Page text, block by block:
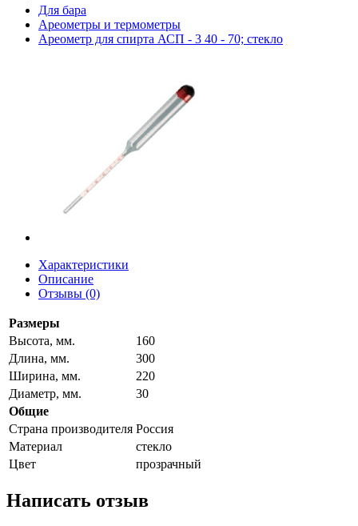
Для бара
Ареометры и термометры
Ареометр для спирта АСП - 3 40 - 70; стекло
Характеристики
Описание
Отзывы (0)
Размеры
Высота, мм.
160
Длина, мм.
300
Ширина, мм.
220
Диаметр, мм.
30
Общие
Страна производителя Россия
Материал
стекло
Цвет
прозрачный
Написать отзыв